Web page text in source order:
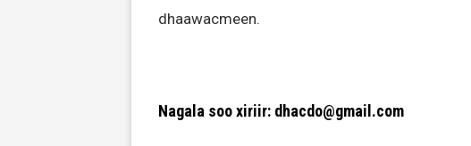
dhaawacmeen.
Nagala soo xiriir: dhacdo@gmail.com